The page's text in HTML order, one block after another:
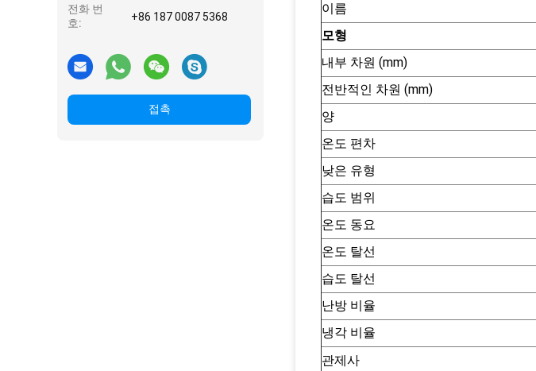
전화 번
호:
+86 187 0087 5368
접촉
이름
모형
내부 차원 (mm)
전반적인 차원 (mm)
양
온도 편차
낮은 유형
습도 범위
온도 동요
온도 탈선
습도 탈선
난방 비율
냉각 비율
관제사